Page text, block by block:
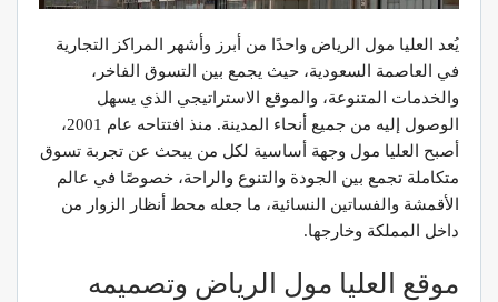
يُعد العليا مول الرياض واحدًا من أبرز وأشهر المراكز التجارية
في العاصمة السعودية، حيث يجمع بين التسوق الفاخر،
والخدمات المتنوعة، والموقع الاستراتيجي الذي يسهل
الوصول إليه من جميع أنحاء المدينة. منذ افتتاحه عام 2001،
أصبح العليا مول وجهة أساسية لكل من يبحث عن تجربة تسوق
متكاملة تجمع بين الجودة والتنوع والراحة، خصوصًا في عالم
الأقمشة والفساتين النسائية، ما جعله محط أنظار الزوار من
داخل المملكة وخارجها.
موقع العليا مول الرياض وتصميمه